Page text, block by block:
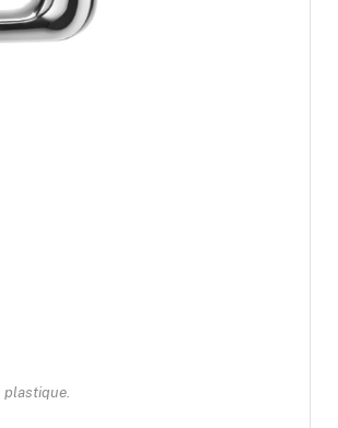
plastique.